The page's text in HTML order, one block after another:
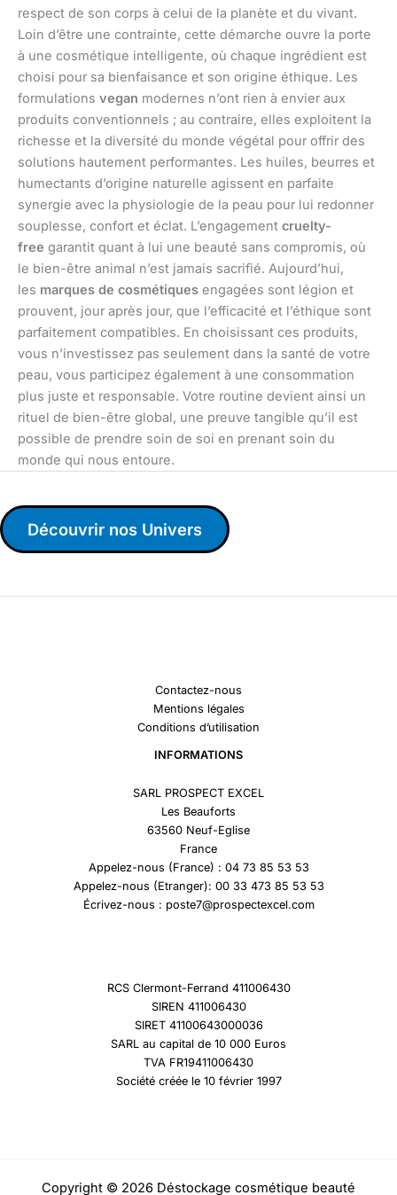
respect de son corps à celui de la planète et du vivant.
Loin d’être une contrainte, cette démarche ouvre la porte
à une cosmétique intelligente, où chaque ingrédient est
choisi pour sa bienfaisance et son origine éthique. Les
formulations vegan modernes n’ont rien à envier aux
produits conventionnels ; au contraire, elles exploitent la
richesse et la diversité du monde végétal pour offrir des
solutions hautement performantes. Les huiles, beurres et
humectants d’origine naturelle agissent en parfaite
synergie avec la physiologie de la peau pour lui redonner
souplesse, confort et éclat. L’engagement cruelty-
free garantit quant à lui une beauté sans compromis, où
le bien-être animal n’est jamais sacrifié. Aujourd’hui,
les marques de cosmétiques engagées sont légion et
prouvent, jour après jour, que l’efficacité et l’éthique sont
parfaitement compatibles. En choisissant ces produits,
vous n’investissez pas seulement dans la santé de votre
peau, vous participez également à une consommation
plus juste et responsable. Votre routine devient ainsi un
rituel de bien-être global, une preuve tangible qu’il est
possible de prendre soin de soi en prenant soin du
monde qui nous entoure.
Découvrir nos Univers
Contactez-nous
Mentions légales
Conditions d’utilisation
INFORMATIONS
SARL PROSPECT EXCEL
Les Beauforts
63560 Neuf-Eglise
France
Appelez-nous (France) : 04 73 85 53 53
Appelez-nous (Etranger): 00 33 473 85 53 53
Écrivez-nous : poste7@prospectexcel.com
RCS Clermont-Ferrand 411006430
SIREN 411006430
SIRET 41100643000036
SARL au capital de 10 000 Euros
TVA FR19411006430
Société créée le 10 février 1997
Copyright © 2026 Déstockage cosmétique beauté